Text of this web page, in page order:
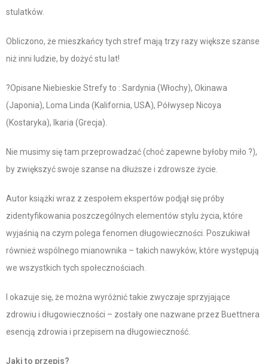
stulatków.
Obliczono, że mieszkańcy tych stref mają trzy razy większe szanse
niż inni ludzie, by dożyć stu lat!
?Opisane Niebieskie Strefy to : Sardynia (Włochy), Okinawa
(Japonia), Loma Linda (Kalifornia, USA), Półwysep Nicoya
(Kostaryka), Ikaria (Grecja).
Nie musimy się tam przeprowadzać (choć zapewne byłoby miło ?),
by zwiększyć swoje szanse na dłuższe i zdrowsze życie.
Autor książki wraz z zespołem ekspertów podjął się próby
zidentyfikowania poszczególnych elementów stylu życia, które
wyjaśnią na czym polega fenomen długowieczności. Poszukiwał
również wspólnego mianownika – takich nawyków, które występują
we wszystkich tych społecznościach.
I okazuje się, że można wyróżnić takie zwyczaje sprzyjające
zdrowiu i długowieczności – zostały one nazwane przez Buettnera
esencją zdrowia i przepisem na długowieczność.
Jaki to przepis?